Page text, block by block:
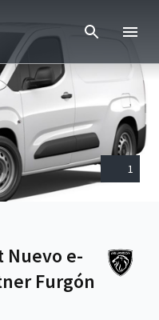
1
Nuevo e-
Furgón